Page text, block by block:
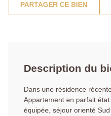
PARTAGER CE BIEN
Description du
Dans une résidence
Appartement en parfait
équipée, séjour orienté